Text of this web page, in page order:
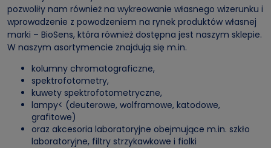
pozwoliły nam również na wykreowanie własnego wizerunku i
wprowadzenie z powodzeniem na rynek produktów własnej
marki – BioSens, która również dostępna jest naszym sklepie.
W naszym asortymencie znajdują się m.in.
kolumny chromatograficzne,
spektrofotometry,
kuwety spektrofotometryczne,
lampy< (deuterowe, wolframowe, katodowe,
grafitowe)
oraz akcesoria laboratoryjne obejmujące m.in. szkło
laboratoryjne, filtry strzykawkowe i fiolki